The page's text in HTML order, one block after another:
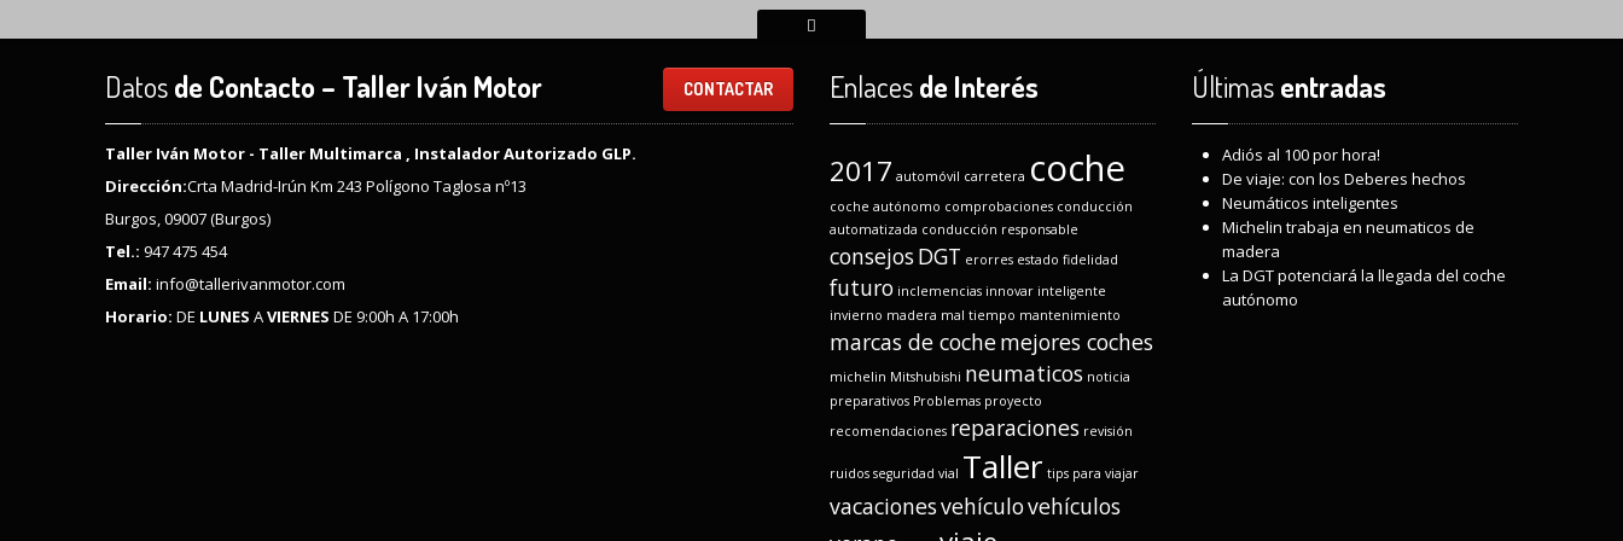
CONTACTAR
Datosde Contacto – Taller Iván Motor
Taller Iván Motor - Taller Multimarca , Instalador Autorizado GLP.
Dirección:Crta Madrid-Irún Km 243 Polígono Taglosa nº13
Burgos, 09007 (Burgos)
Tel.: 947 475 454
Email: info@tallerivanmotor.com
Horario: DE LUNES AVIERNES DE 9:00h A 17:00h
Enlacesde Interés
2017 automóvil carretera coche
coche autónomo comprobaciones conducción
automatizada conducción responsable
consejos DGT erorres estado fidelidad
futuro inclemencias innovar inteligente
invierno madera mal tiempo mantenimiento
marcas de cochemejores coches
michelin Mitshubishi neumaticos noticia
preparativos Problemas proyecto
recomendaciones reparaciones revisión
ruidos seguridad vial Taller tips para viajar
vacacionesvehículovehículos
Últimasentradas
Adiós al 100 por hora!
De viaje: con los Deberes hechos
Neumáticos inteligentes
Michelin trabaja en neumaticos de
madera
La DGT potenciará la llegada del coche
autónomo